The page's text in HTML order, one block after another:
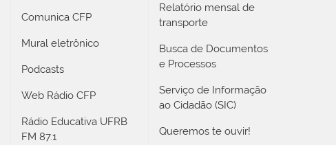
Comunica CFP
Mural eletrônico
Podcasts
Web Rádio CFP
Rádio Educativa UFRB
FM 87.1
Relatório mensal de
transporte
Busca de Documentos
e Processos
Serviço de Informação
ao Cidadão (SIC)
Queremos te ouvir!